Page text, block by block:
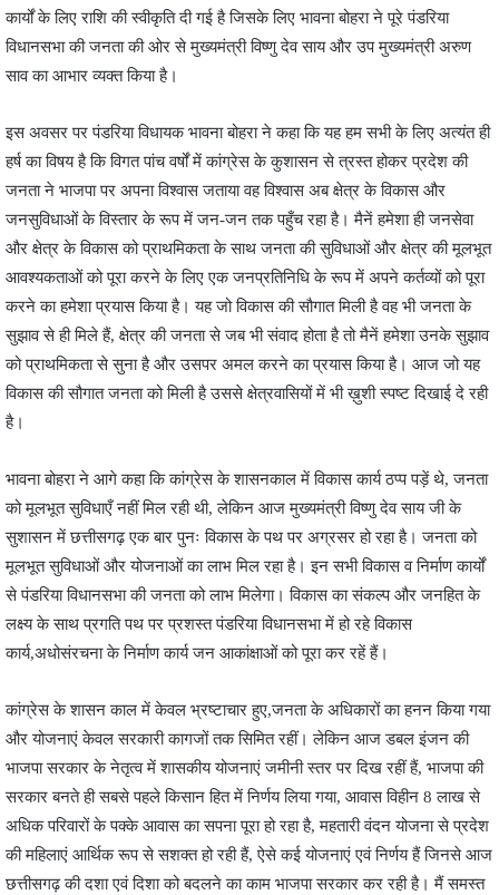
कार्यों के लिए राशि की स्वीकृति दी गई है जिसके लिए भावना बोहरा ने पूरे पंडरिया
विधानसभा की जनता की ओर से मुख्यमंत्री विष्णु देव साय और उप मुख्यमंत्री अरुण
साव का आभार व्यक्त किया है।
इस अवसर पर पंडरिया विधायक भावना बोहरा ने कहा कि यह हम सभी के लिए अत्यंत ही
हर्ष का विषय है कि विगत पांच वर्षों में कांग्रेस के कुशासन से त्रस्त होकर प्रदेश की
जनता ने भाजपा पर अपना विश्वास जताया वह विश्वास अब क्षेत्र के विकास और
जनसुविधाओं के विस्तार के रूप में जन-जन तक पहुँच रहा है। मैनें हमेशा ही जनसेवा
और क्षेत्र के विकास को प्राथमिकता के साथ जनता की सुविधाओं और क्षेत्र की मूलभूत
आवश्यकताओं को पूरा करने के लिए एक जनप्रतिनिधि के रूप में अपने कर्तव्यों को पूरा
करने का हमेशा प्रयास किया है। यह जो विकास की सौगात मिली है वह भी जनता के
सुझाव से ही मिले हैं, क्षेत्र की जनता से जब भी संवाद होता है तो मैनें हमेशा उनके सुझाव
को प्राथमिकता से सुना है और उसपर अमल करने का प्रयास किया है। आज जो यह
विकास की सौगात जनता को मिली है उससे क्षेत्रवासियों में भी ख़ुशी स्पष्ट दिखाई दे रही
है।
भावना बोहरा ने आगे कहा कि कांग्रेस के शासनकाल में विकास कार्य ठप्प पड़ें थे, जनता
को मूलभूत सुविधाएँ नहीं मिल रही थी, लेकिन आज मुख्यमंत्री विष्णु देव साय जी के
सुशासन में छत्तीसगढ़ एक बार पुनः विकास के पथ पर अग्रसर हो रहा है। जनता को
मूलभूत सुविधाओं और योजनाओं का लाभ मिल रहा है। इन सभी विकास व निर्माण कार्यों
से पंडरिया विधानसभा की जनता को लाभ मिलेगा। विकास का संकल्प और जनहित के
लक्ष्य के साथ प्रगति पथ पर प्रशस्त पंडरिया विधानसभा में हो रहे विकास
कार्य,अधोसंरचना के निर्माण कार्य जन आकांक्षाओं को पूरा कर रहें हैं।
कांग्रेस के शासन काल में केवल भ्रष्टाचार हुए,जनता के अधिकारों का हनन किया गया
और योजनाएं केवल सरकारी कागजों तक सिमित रहीं। लेकिन आज डबल इंजन की
भाजपा सरकार के नेतृत्व में शासकीय योजनाएं जमीनी स्तर पर दिख रहीं हैं, भाजपा की
सरकार बनते ही सबसे पहले किसान हित में निर्णय लिया गया, आवास विहीन 8 लाख से
अधिक परिवारों के पक्के आवास का सपना पूरा हो रहा है, महतारी वंदन योजना से प्रदेश
की महिलाएं आर्थिक रूप से सशक्त हो रही हैं, ऐसे कई योजनाएं एवं निर्णय हैं जिनसे आज
छत्तीसगढ़ की दशा एवं दिशा को बदलने का काम भाजपा सरकार कर रही है। मैं समस्त